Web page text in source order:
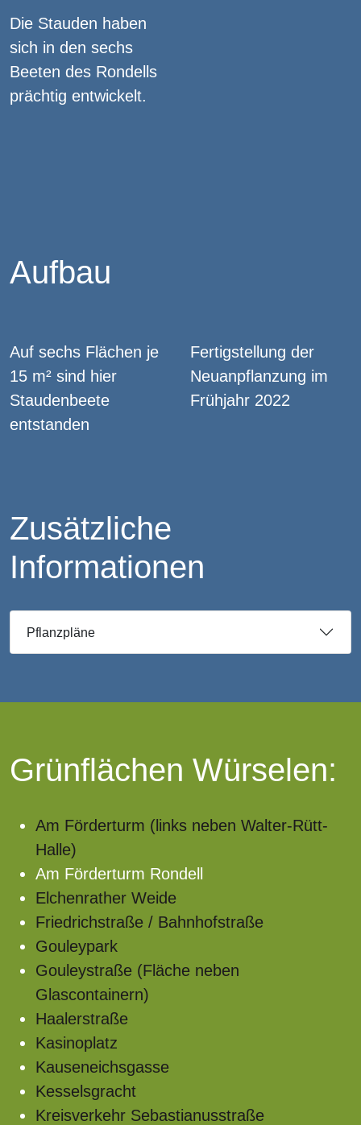
Die Stauden haben
sich in den sechs
Beeten des Rondells
prächtig entwickelt.
Aufbau
Auf sechs Flächen je
15 m² sind hier
Staudenbeete
entstanden
Fertigstellung der
Neuanpflanzung im
Frühjahr 2022
Zusätzliche
Informationen
Pflanzpläne
Grünflächen Würselen:
Am Förderturm (links neben Walter-Rütt-
Halle)
Am Förderturm Rondell
Elchenrather Weide
Friedrichstraße / Bahnhofstraße
Gouleypark
Gouleystraße (Fläche neben
Glascontainern)
Haalerstraße
Kasinoplatz
Kauseneichsgasse
Kesselsgracht
Kreisverkehr Sebastianusstraße